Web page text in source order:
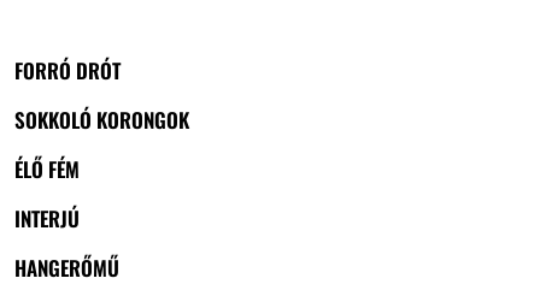
FORRÓ DRÓT
SOKKOLÓ KORONGOK
ÉLŐ FÉM
INTERJÚ
HANGERŐMŰ